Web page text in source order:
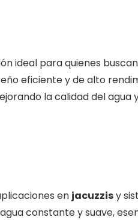
ideal para quienes
eficiente y de alto
la calidad del agua
en jacuzzisy
constante y suave,